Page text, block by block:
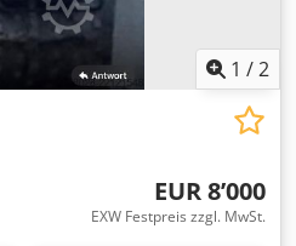
1 /2
EUR 8’000
EXW Festpreis zzgl. MwSt.